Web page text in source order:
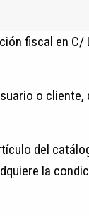
fiscal en C/
o
del
la